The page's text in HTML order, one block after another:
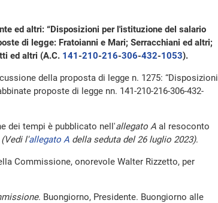
ed altri: “Disposizioni per l'istituzione del salario
di legge: Fratoianni e Mari; Serracchiani ed altri;
ed altri (A.C. 141​-210​-216​-306​-432​-1053​).
della proposta di legge n. 1275: “Disposizioni
proposte di legge nn. 141-210-216-306-432-
dei tempi è pubblicato nell'allegato A al resoconto
(Vedi l'allegato A della seduta del 26 luglio 2023).
Commissione, onorevole Walter Rizzetto, per
. Buongiorno, Presidente. Buongiorno alle